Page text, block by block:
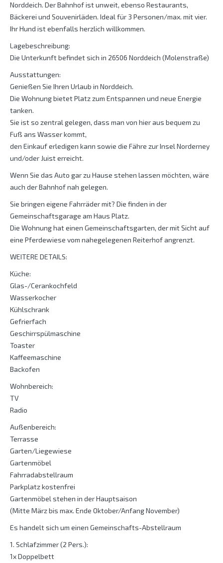
Norddeich. Der Bahnhof ist unweit, ebenso Restaurants,
Bäckerei und Souvenirläden. Ideal für 3 Personen/max. mit vier.
Ihr Hund ist ebenfalls herzlich willkommen.
Lagebeschreibung:
Die Unterkunft befindet sich in 26506 Norddeich (Molenstraße)
Ausstattungen:
Genießen Sie Ihren Urlaub in Norddeich.
Die Wohnung bietet Platz zum Entspannen und neue Energie
tanken.
Sie ist so zentral gelegen, dass man von hier aus bequem zu
Fuß ans Wasser kommt,
den Einkauf erledigen kann sowie die Fähre zur Insel Norderney
und/oder Juist erreicht.
Wenn Sie das Auto gar zu Hause stehen lassen möchten, wäre
auch der Bahnhof nah gelegen.
Sie bringen eigene Fahrräder mit? Die finden in der
Gemeinschaftsgarage am Haus Platz.
Die Wohnung hat einen Gemeinschaftsgarten, der mit Sicht auf
eine Pferdewiese vom nahegelegenen Reiterhof angrenzt.
WEITERE DETAILS:
Küche:
Glas-/Cerankochfeld
Wasserkocher
Kühlschrank
Gefrierfach
Geschirrspülmaschine
Toaster
Kaffeemaschine
Backofen
Wohnbereich:
TV
Radio
Außenbereich:
Terrasse
Garten/Liegewiese
Gartenmöbel
Fahrradabstellraum
Parkplatz kostenfrei
Gartenmöbel stehen in der Hauptsaison
(Mitte März bis max. Ende Oktober/Anfang November)
Es handelt sich um einen Gemeinschafts-Abstellraum
1. Schlafzimmer (2 Pers.):
1x Doppelbett